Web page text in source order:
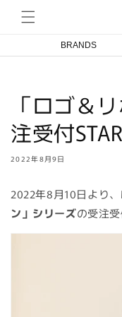
ンツに
進む
BRANDS
Melody BasKet
アトリエ小町
「ロゴ＆
注受付
2022年8月9日
2022年8月10日より
ン」シリーズの受注受